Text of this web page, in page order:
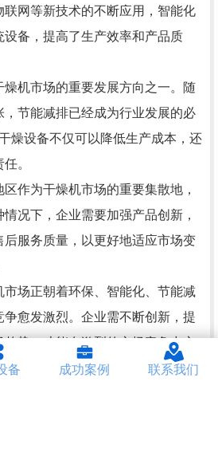
联网等新技术的不断应用，智能化
备，提高了生产效率和产品质
燥机市场的重要发展方向之一。随
节能减排已经成为行业发展的必
燥设备不仅可以降低生产成本，还
。
作为干燥机市场的重要集散地，
况下，企业需要加强产品创新，
服务质量，以更好地适应市场变
场正朝着环保、智能化、节能减
愈发激烈。企业需不断创新，提
势，才能在激烈的市场竞争中立
备 成功案例 联系我们